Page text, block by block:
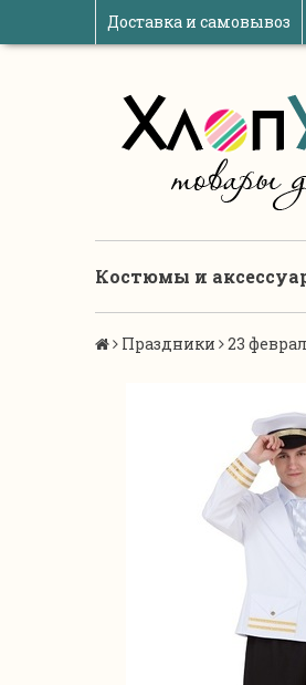
Доставка и самовывоз
Костюмы и
Праздники 23